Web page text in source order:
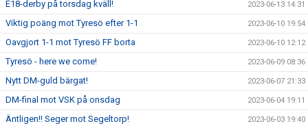
E18-derby på torsdag kväll! 2023-06-13 14:31
Viktig poäng mot Tyresö efter 1-1 2023-06-10 19:54
Oavgjort 1-1 mot Tyresö FF borta 2023-06-10 12:12
Tyresö - here we come! 2023-06-09 08:36
Nytt DM-guld bärgat! 2023-06-07 21:33
DM-final mot VSK på onsdag 2023-06-04 19:11
Äntligen!! Seger mot Segeltorp! 2023-06-03 19:40